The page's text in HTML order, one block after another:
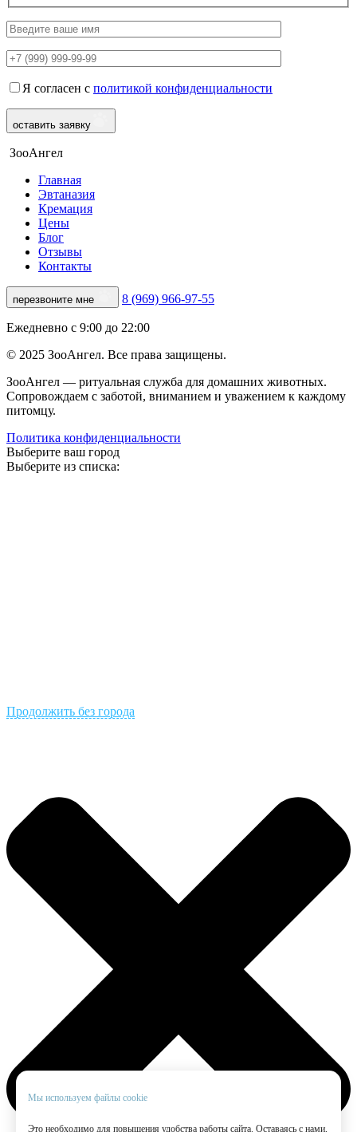
Я согласен с политикой конфиденциальности
оставить заявку
Мы используем файлы cookie
Это необходимо для повышения удобства работы сайта. Оставаясь с нами,
ЗооАнгел
Главная
Эвтаназия
Кремация
Цены
Блог
Отзывы
Контакты
перезвоните мне 8 (969) 966-97-55
Ежедневно с 9:00 до 22:00
© 2025 ЗооАнгел. Все права защищены.
ЗооАнгел — ритуальная служба для домашних животных.
Сопровождаем с заботой, вниманием и уважением к каждому
питомцу.
Политика конфиденциальности
Выберите ваш город
Выберите из списка:
Продолжить без города